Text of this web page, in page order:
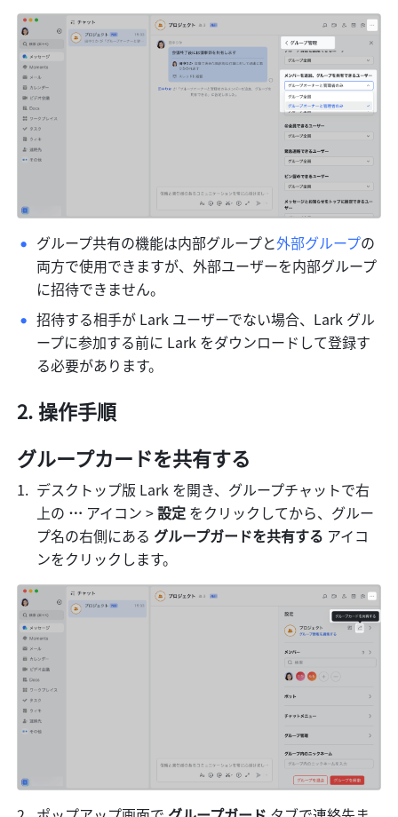
グループ共有の機能は内部グループと外部グループの
両方で使用できますが、外部ユーザーを内部グループ
に招待できません。
招待する相手が Lark ユーザーでない場合、Lark グル
ープに参加する前に Lark をダウンロードして登録す
る必要があります。
操作手順
グループカードを共有する
デスクトップ版 Lark を開き、グループチャットで右
上の … アイコン > 設定 をクリックしてから、グルー
プ名の右側にある グループガードを共有する アイコ
ンをクリックします。